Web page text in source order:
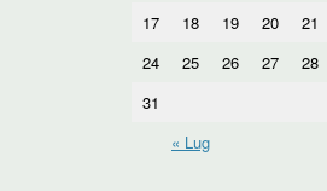
17
18 19 20 21
24
25 26 27 28
31
« Lug